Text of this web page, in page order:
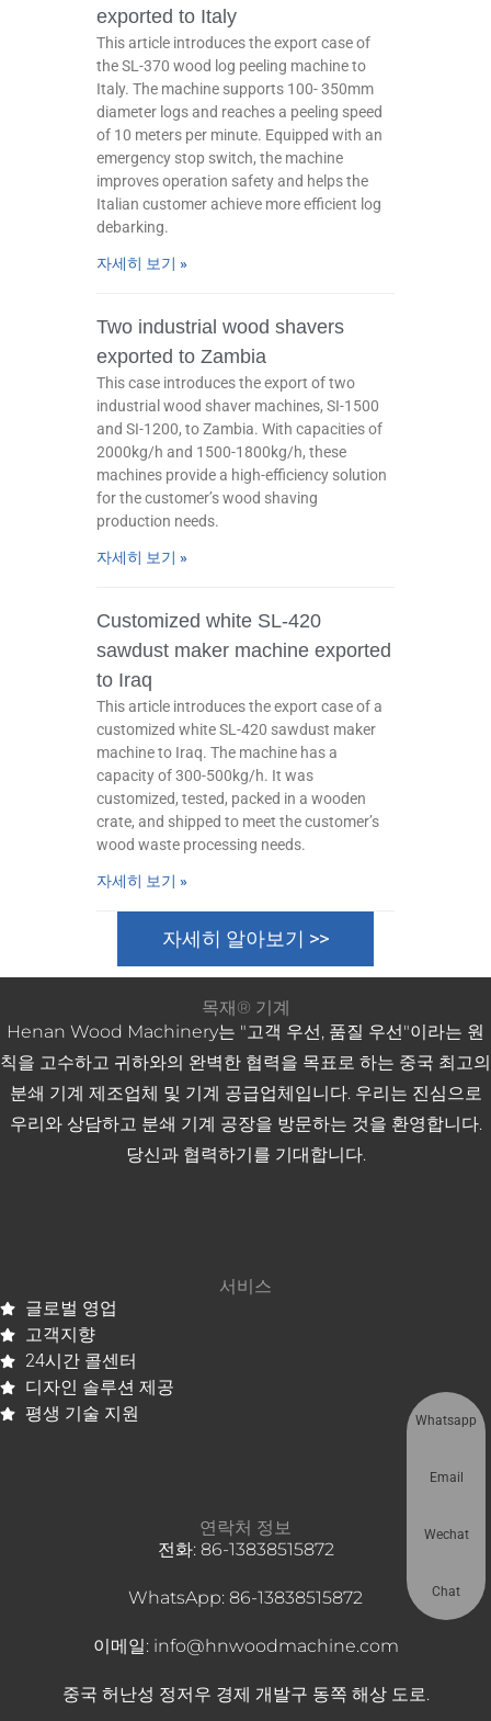
exported to Italy
This article introduces the export case of
the SL-370 wood log peeling machine to
Italy. The machine supports 100- 350mm
diameter logs and reaches a peeling speed
of 10 meters per minute. Equipped with an
emergency stop switch, the machine
improves operation safety and helps the
Italian customer achieve more efficient log
debarking.
자세히 보기 »
Two industrial wood shavers
exported to Zambia
This case introduces the export of two
industrial wood shaver machines, SI-1500
and SI-1200, to Zambia. With capacities of
2000kg/h and 1500-1800kg/h, these
machines provide a high-efficiency solution
for the customer’s wood shaving
production needs.
자세히 보기 »
Customized white SL-420
sawdust maker machine exported
to Iraq
This article introduces the export case of a
customized white SL-420 sawdust maker
machine to Iraq. The machine has a
capacity of 300-500kg/h. It was
customized, tested, packed in a wooden
crate, and shipped to meet the customer’s
wood waste processing needs.
자세히 보기 »
자세히 알아보기 >>
목재® 기계
Henan Wood Machinery는 "고객 우선, 품질 우선"이라는 원
칙을 고수하고 귀하와의 완벽한 협력을 목표로 하는 중국 최고의
분쇄 기계 제조업체 및 기계 공급업체입니다. 우리는 진심으로
우리와 상담하고 분쇄 ​​기계 공장을 방문하는 것을 환영합니다.
당신과 협력하기를 기대합니다.
서비스
글로벌 영업
고객지향
24시간 콜센터
디자인 솔루션 제공
평생 기술 지원
연락처 정보
전화: 86-13838515872
WhatsApp: 86-13838515872
이메일: info@hnwoodmachine.com
중국 허난성 정저우 경제 개발구 동쪽 해상 도로.
Whatsapp
Email
Wechat
Chat